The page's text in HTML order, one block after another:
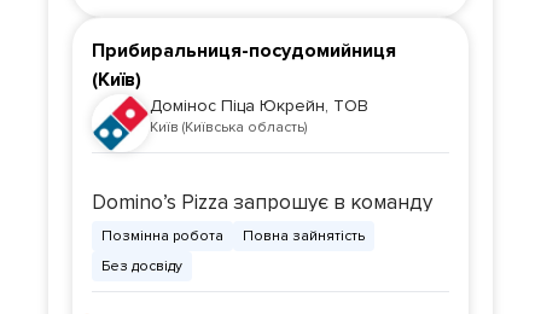
для тебе
Кур'єр — виконує доставки у зоні
обслуговування, у вільний від
доставок час допомагає
Прибиральниця-посудомийниця
(Київ)
Домінос Піца Юкрейн, ТОВ
Київ (Київська область)
Domino’s Pizza запрошує в команду
прибиральницю-посудомийницю!
Позмінна робота
Повна зайнятість
Без досвіду